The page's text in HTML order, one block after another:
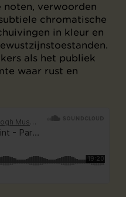
verwoorden
chromatische
in kleur en
als het publiek
waar rust en